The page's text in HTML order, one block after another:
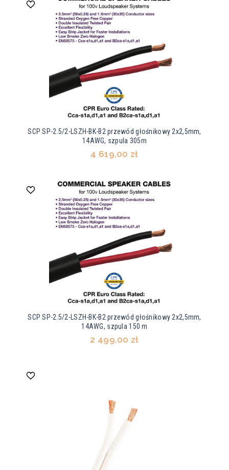
SCP SP-2.5/2-LSZH-BK-B2 przewód głośnikowy 2x2,5mm,
14AWG, szpula 305m
4 619,00 zł
SCP SP-2.5/2-LSZH-BK-B2 przewód głośnikowy 2x2,5mm,
14AWG, szpula 150 m
2 499,00 zł